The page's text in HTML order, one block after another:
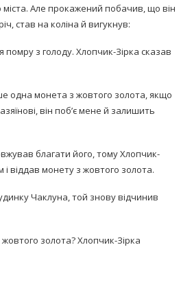
міста. Але прокажений побачив, що він
став на коліна й вигукнув:
з голоду. Хлопчик-Зірка сказав
одна монета з жовтого золота, якщо
він поб’є мене й залишить
благати його, тому Хлопчик-
і віддав монету з жовтого золота.
Чаклуна, той знову відчинив
золота? Хлопчик-Зірка